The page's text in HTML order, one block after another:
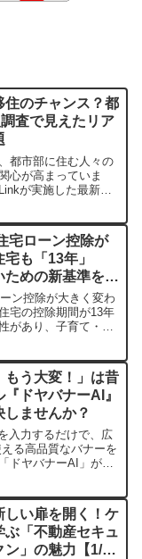
住のチャンス？都
査で見えたリア
都市部に住む人々の
心が高まっていま
が実施した最新調
だかる具体的なハー
します。あなたの移
ヒントが見つかるか
宅ローン控除が
も「13年」
ための新基準を徹
ン控除が大きく変わ
宅の控除期間が13年
があり、子育て・若
いマイホーム購入の
い新基準と注意点
説します。
もう大変！」は昔
ドヤバナーAI』
ませんか？
入力するだけで、広
る高品質なバナーを
ドヤバナーAI」が登
制作にかかる時間や
を解決し、Webマー
サポートします。
しい扉を開く！ケ
ぶ「不動産セキュ
ン」の魅力【1/29